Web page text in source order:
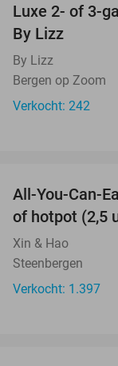
Luxe 2- of 3-
By Lizz
By Lizz
Bergen op Zoom
Verkocht: 242
All-You-Can-
of hotpot (2,5
Xin & Hao
Steenbergen
Verkocht: 1.397